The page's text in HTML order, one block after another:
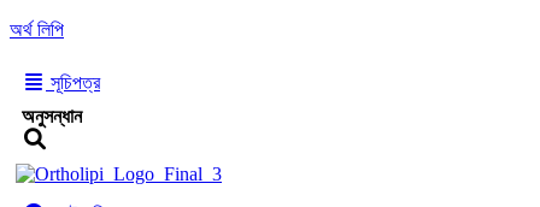
অর্থ লিপি
সূচিপত্র
অনুসন্ধান